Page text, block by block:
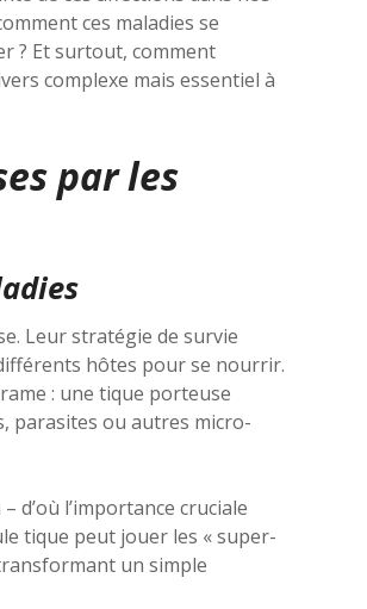
ces maladies se
? Et surtout, comment
complexe mais essentiel à
par les
Leur stratégie de survie
hôtes pour se nourrir.
: une tique porteuse
parasites ou autres micro-
l’importance cruciale
tique peut jouer les « super-
un simple